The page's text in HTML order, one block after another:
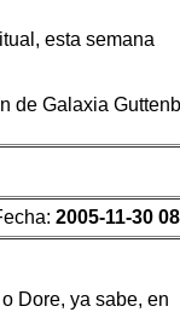
esta semana
de Galaxia
2005-11-30
Dore, ya sabe, en